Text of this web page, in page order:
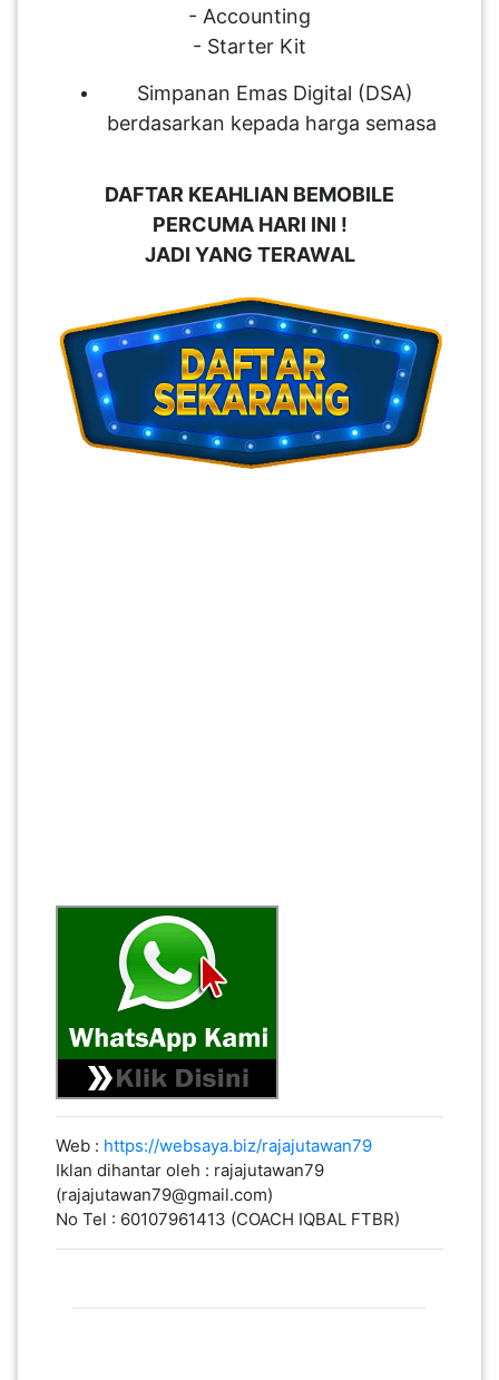
- Accounting
- Starter Kit
Simpanan Emas Digital (DSA)
berdasarkan kepada harga semasa
DAFTAR KEAHLIAN BEMOBILE
PERCUMA HARI INI !
JADI YANG TERAWAL
Web : https://websaya.biz/rajajutawan79
Iklan dihantar oleh : rajajutawan79
(rajajutawan79@gmail.com)
No Tel : 60107961413 (COACH IQBAL FTBR)